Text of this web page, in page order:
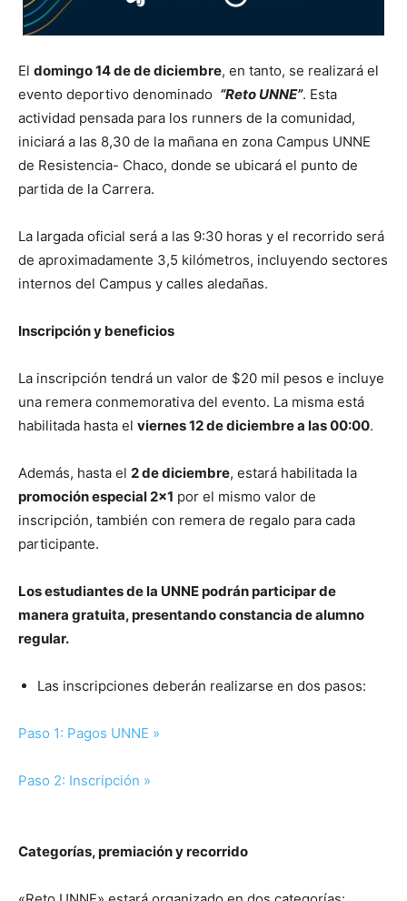
El domingo 14 de de diciembre, en tanto, se realizará el
evento deportivo denominado “Reto UNNE”. Esta
actividad pensada para los runners de la comunidad,
iniciará a las 8,30 de la mañana en zona Campus UNNE
de Resistencia- Chaco, donde se ubicará el punto de
partida de la Carrera.
La largada oficial será a las 9:30 horas y el recorrido será
de aproximadamente 3,5 kilómetros, incluyendo sectores
internos del Campus y calles aledañas.
Inscripción y beneficios
La inscripción tendrá un valor de $20 mil pesos e incluye
una remera conmemorativa del evento. La misma está
habilitada hasta el viernes 12 de diciembre a las 00:00.
Además, hasta el 2 de diciembre, estará habilitada la
promoción especial 2×1 por el mismo valor de
inscripción, también con remera de regalo para cada
participante.
Los estudiantes de la UNNE podrán participar de
manera gratuita, presentando constancia de alumno
regular.
Las inscripciones deberán realizarse en dos pasos:
Paso 1: Pagos UNNE »
Paso 2: Inscripción »
Categorías, premiación y recorrido